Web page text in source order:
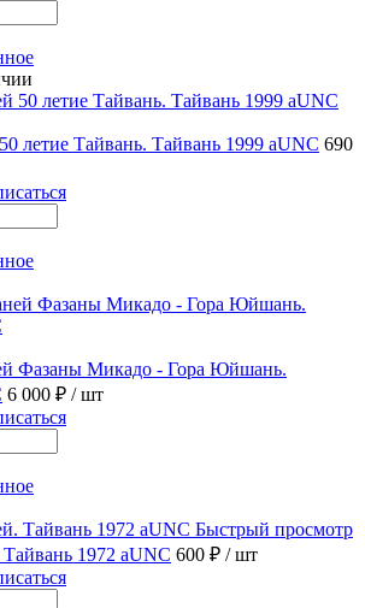
летие Тайвань. Тайвань 1999 aUNC 690
Фазаны Микадо - Гора Юйшань.
6 000 ₽ / шт
Быстрый просмотр
1972 aUNC 600 ₽ / шт